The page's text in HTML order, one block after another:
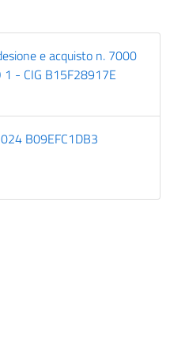
e acquisto n. 7000
- CIG B15F28917E
B09EFC1DB3